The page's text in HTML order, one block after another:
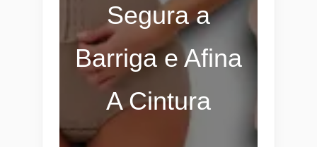
Segura a
Barriga e Afina
A Cintura